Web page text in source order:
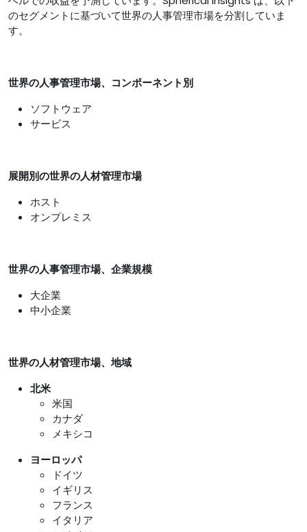
のセグメントに基づいて世界の人事管理市場を分割していま
す。
世界の人事管理市場、コンポーネント別
ソフトウェア
サービス
展開別の世界の人材管理市場
ホスト
オンプレミス
世界の人事管理市場、 企業規模
大企業
中小企業
世界の人材管理市場、地域
北米
米国
カナダ
メキシコ
ヨーロッパ
ドイツ
イギリス
フランス
イタリア